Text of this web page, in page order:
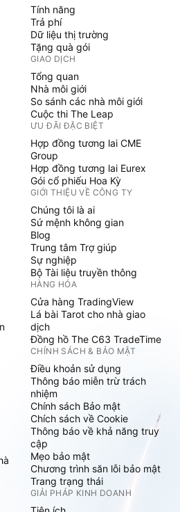
Tính năng
Trả phí
Dữ liệu thị trường
Tặng quà gói
GIAO DỊCH
Tổng quan
Nhà môi giới
So sánh các nhà môi giới
Cuộc thi The Leap
ƯU ĐÃI ĐẶC BIỆT
Hợp đồng tương lai CME
Group
Hợp đồng tương lai Eurex
Gói cổ phiếu Hoa Kỳ
GIỚI THIỆU VỀ CÔNG TY
Chúng tôi là ai
Sứ mệnh không gian
Blog
Trung tâm Trợ giúp
Sự nghiệp
Bộ Tài liệu truyền thông
HÀNG HÓA
Cửa hàng TradingView
Lá bài Tarot cho nhà giao
dịch
Đồng hồ The C63 TradeTime
CHÍNH SÁCH & BẢO MẬT
Điều khoản sử dụng
Thông báo miễn trừ trách
nhiệm
Chính sách Bảo mật
Chích sách về Cookie
Thông báo về khả năng truy
cập
Mẹo bảo mật
Chương trình săn lỗi bảo mật
Trang trạng thái
GIẢI PHÁP KINH DOANH